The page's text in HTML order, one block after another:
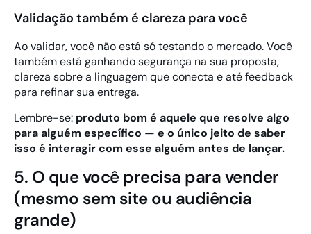
Validação também é clareza para você
Ao validar, você não está só testando o mercado. Você
também está ganhando segurança na sua proposta,
clareza sobre a linguagem que conecta e até feedback
para refinar sua entrega.
Lembre-se: produto bom é aquele que resolve algo
para alguém específico — e o único jeito de saber
isso é interagir com esse alguém antes de lançar.
5. O que você precisa para vender
(mesmo sem site ou audiência
grande)